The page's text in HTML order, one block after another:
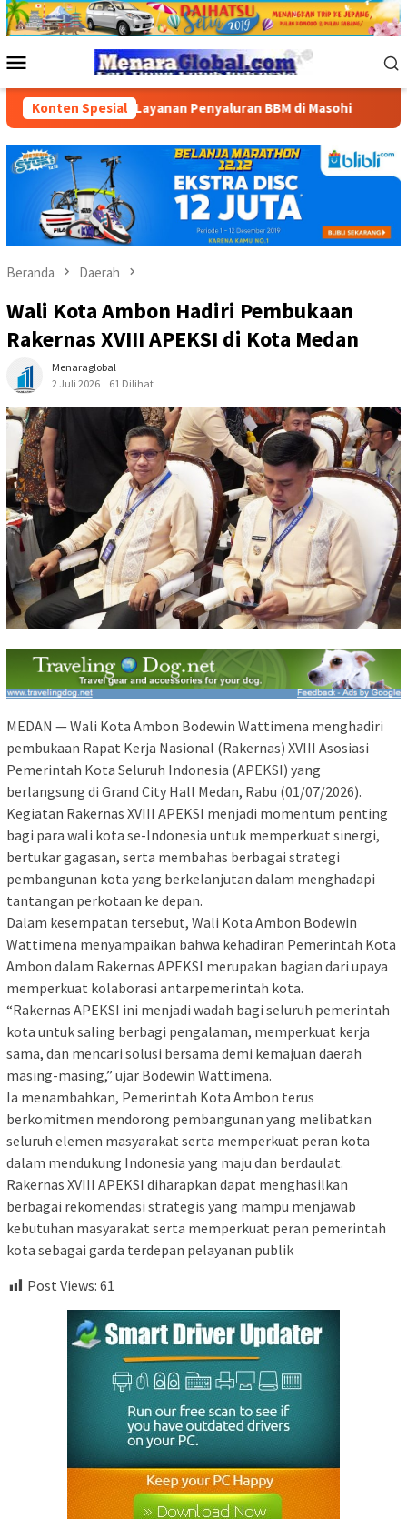
Loncat
ke
Mobile
Konten Spesial
dan Layanan Penyaluran BBM di Masohi Bandara
Beranda Daerah
Wali Kota Ambon Hadiri Pembukaan
Rakernas XVIII APEKSI di Kota Medan
Menaraglobal
2 Juli 2026
61 Dilihat
MEDAN — Wali Kota Ambon Bodewin Wattimena menghadiri
pembukaan Rapat Kerja Nasional (Rakernas) XVIII Asosiasi
Pemerintah Kota Seluruh Indonesia (APEKSI) yang
berlangsung di Grand City Hall Medan, Rabu (01/07/2026).
Kegiatan Rakernas XVIII APEKSI menjadi momentum penting
bagi para wali kota se-Indonesia untuk memperkuat sinergi,
bertukar gagasan, serta membahas berbagai strategi
pembangunan kota yang berkelanjutan dalam menghadapi
tantangan perkotaan ke depan.
Dalam kesempatan tersebut, Wali Kota Ambon Bodewin
Wattimena menyampaikan bahwa kehadiran Pemerintah Kota
Ambon dalam Rakernas APEKSI merupakan bagian dari upaya
memperkuat kolaborasi antarpemerintah kota.
“Rakernas APEKSI ini menjadi wadah bagi seluruh pemerintah
kota untuk saling berbagi pengalaman, memperkuat kerja
sama, dan mencari solusi bersama demi kemajuan daerah
masing-masing,” ujar Bodewin Wattimena.
Ia menambahkan, Pemerintah Kota Ambon terus
berkomitmen mendorong pembangunan yang melibatkan
seluruh elemen masyarakat serta memperkuat peran kota
dalam mendukung Indonesia yang maju dan berdaulat.
Rakernas XVIII APEKSI diharapkan dapat menghasilkan
berbagai rekomendasi strategis yang mampu menjawab
kebutuhan masyarakat serta memperkuat peran pemerintah
kota sebagai garda terdepan pelayanan publik
Post Views: 61